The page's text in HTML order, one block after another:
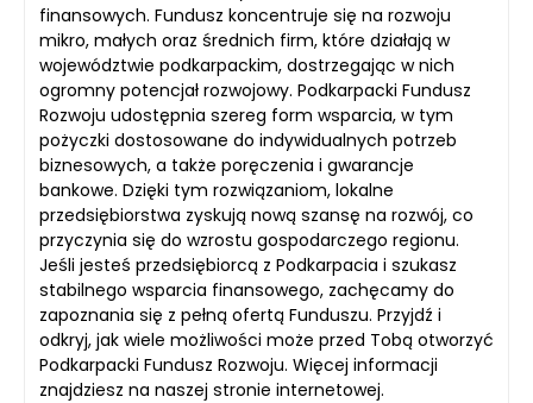
finansowych. Fundusz koncentruje się na rozwoju
mikro, małych oraz średnich firm, które działają w
województwie podkarpackim, dostrzegając w nich
ogromny potencjał rozwojowy. Podkarpacki Fundusz
Rozwoju udostępnia szereg form wsparcia, w tym
pożyczki dostosowane do indywidualnych potrzeb
biznesowych, a także poręczenia i gwarancje
bankowe. Dzięki tym rozwiązaniom, lokalne
przedsiębiorstwa zyskują nową szansę na rozwój, co
przyczynia się do wzrostu gospodarczego regionu.
Jeśli jesteś przedsiębiorcą z Podkarpacia i szukasz
stabilnego wsparcia finansowego, zachęcamy do
zapoznania się z pełną ofertą Funduszu. Przyjdź i
odkryj, jak wiele możliwości może przed Tobą otworzyć
Podkarpacki Fundusz Rozwoju. Więcej informacji
znajdziesz na naszej stronie internetowej.